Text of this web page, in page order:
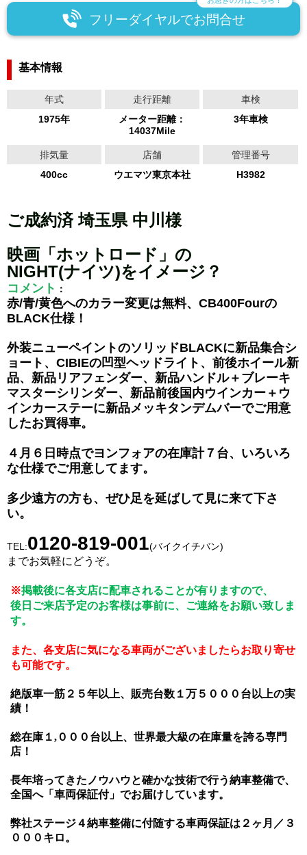
フリーダイヤルでお問合せ
基本情報
年式
1975年
走行距離
メーター距離：
14037Mile
車検
3年車検
排気量
400cc
店舗
ウエマツ東京本社
管理番号
H3982
ご成約済 埼玉県 中川様
映画「ホットロード」の
NIGHT(ナイツ)をイメージ？
コメント ：
赤/青/黄色へのカラー変更は無料、CB400Fourの
BLACK仕様！
外装ニューペイントのソリッドBLACKに新品集合シ
ョート、CIBIEの凹型ヘッドライト、前後ホイール新
品、新品リアフェンダー、新品ハンドル＋ブレーキ
マスターシリンダー、新品前後国内ウインカー＋ウ
インカーステーに新品メッキタンデムバーでご用意
したお買得車。
４月６日時点でヨンフォアの在庫計７台、いろいろ
な仕様でご用意してます。
多少遠方の方も、ぜひ足を延ばして見に来て下さ
い。
TEL:0120-819-001(バイクイチバン)
までお気軽にどうぞ。
※掲載後に各支店に配車されることが有りますので、
後日ご来店予定のお客様は事前に、ご連絡をお願い致しま
す。
また、各支店に気になる車両がございましたらお取り寄せ
も可能です。
絶版車一筋２５年以上、販売台数１万５０００台以上の実
績！
総在庫１,０００台以上、世界最大級の在庫量を誇る専門
店！
長年培ってきたノウハウと確かな技術で行う納車整備で、
全国へ「車両保証付」でお届けしています。
弊社ステージ４納車整備に付随する車両保証は２ヶ月／３
０００キロ。